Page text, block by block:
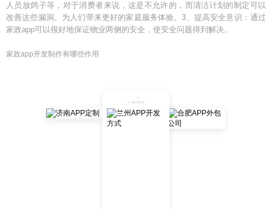
人员放鸽子等，对于消费者来说，这是不允许的，而清洁计划的制定可以
改善这些漏洞。为人们带来更好的家庭服务体验。3、提高安全意识：通过
家政app可以很好地保证物业两侧的安全，使安全问题得到解决。
家政app开发制作有哪些作用